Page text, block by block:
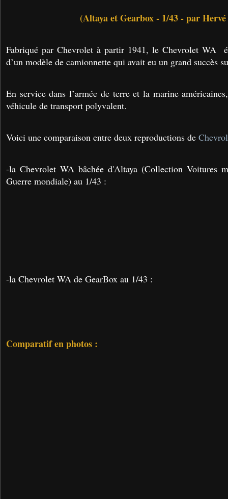
(Altaya et Gearbox - 1/43 - par
Fabriqué par Chevrolet à partir 1941, le Chevrolet WA
d’un modèle de camionnette qui avait eu un grand succès
En service dans l’armée de terre et la marine
véhicule de transport polyvalent.
Voici une comparaison entre deux reproductions de
-la Chevrolet WA bâchée d'Altaya (Collection Voitures
Guerre mondiale) au 1/43 :
-la Chevrolet WA de GearBox au 1/43 :
Comparatif en photos :